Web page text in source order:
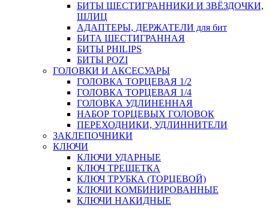
БИТЫ ШЕСТИГРАННИКИ И ЗВЁЗДОЧКИ,
ШЛИЦ
АДАПТЕРЫ, ДЕРЖАТЕЛИ для бит
БИТА ШЕСТИГРАННАЯ
БИТЫ PHILIPS
БИТЫ POZI
ГОЛОВКИ И АКСЕСУАРЫ
ГОЛОВКА ТОРЦЕВАЯ 1/2
ГОЛОВКА ТОРЦЕВАЯ 1/4
ГОЛОВКА УДЛИНЕННАЯ
НАБОР ТОРЦЕВЫХ ГОЛОВОК
ПЕРЕХОДНИКИ, УДЛИННИТЕЛИ
ЗАКЛЕПОЧНИКИ
КЛЮЧИ
КЛЮЧИ УДАРНЫЕ
КЛЮЧ ТРЕЩЕТКА
КЛЮЧ ТРУБКА (ТОРЦЕВОЙ)
КЛЮЧИ КОМБИНИРОВАННЫЕ
КЛЮЧИ НАКИДНЫЕ